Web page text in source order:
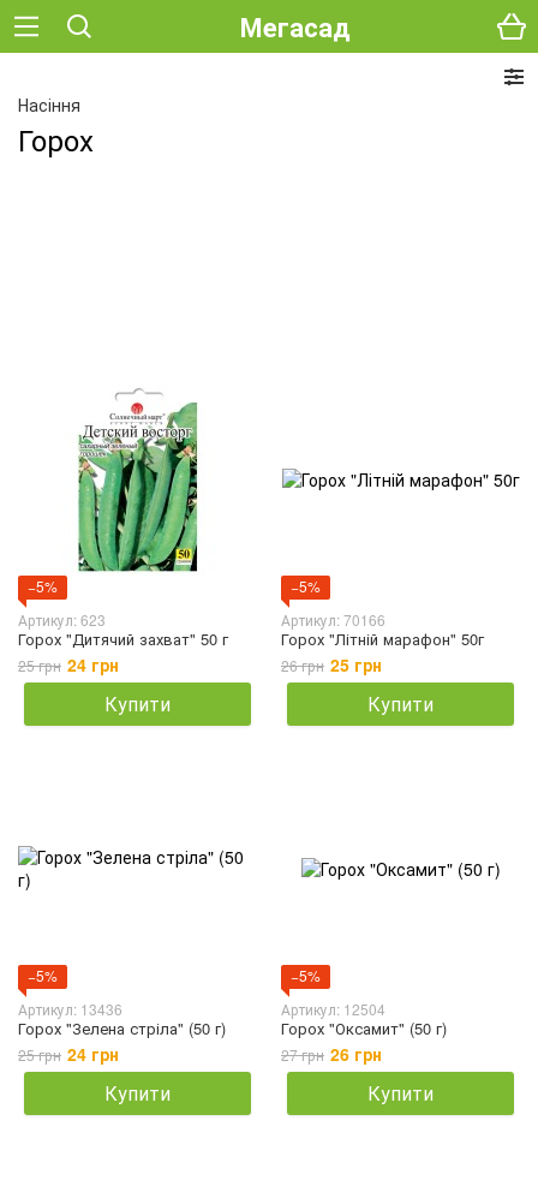
Мегасад
Насіння
Горох
−5%
Артикул: 623
Горох "Дитячий захват" 50 г
25 грн 24 грн
Купити
−5%
Артикул: 70166
Горох "Літній марафон" 50г
26 грн 25 грн
Купити
−5%
Артикул: 13436
Горох "Зелена стріла" (50 г)
25 грн 24 грн
Купити
−5%
Артикул: 12504
Горох "Оксамит" (50 г)
27 грн 26 грн
Купити